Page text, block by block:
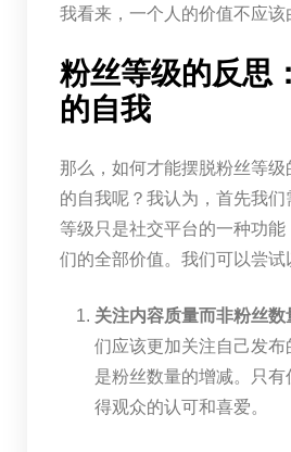
我看来，一个人的价值不应该
粉丝等级的反思
的自我
那么，如何才能摆脱粉丝等
的自我呢？我认为，首先我
等级只是社交平台的一种功
们的全部价值。我们可以尝试
关注内容质量而非粉丝数
们应该更加关注自己发
是粉丝数量的增减。只
得观众的认可和喜爱。